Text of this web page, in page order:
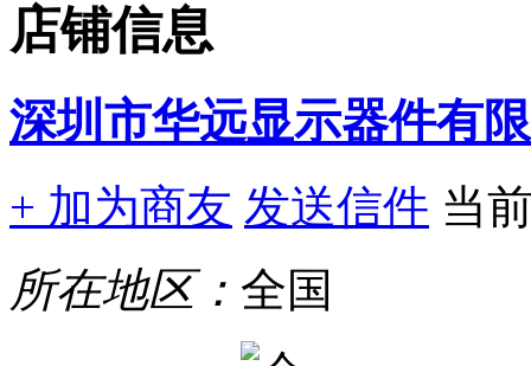
店铺信息
深圳市华远显示器件有
+ 加为商友 发送信件 当
所在地区： 全国